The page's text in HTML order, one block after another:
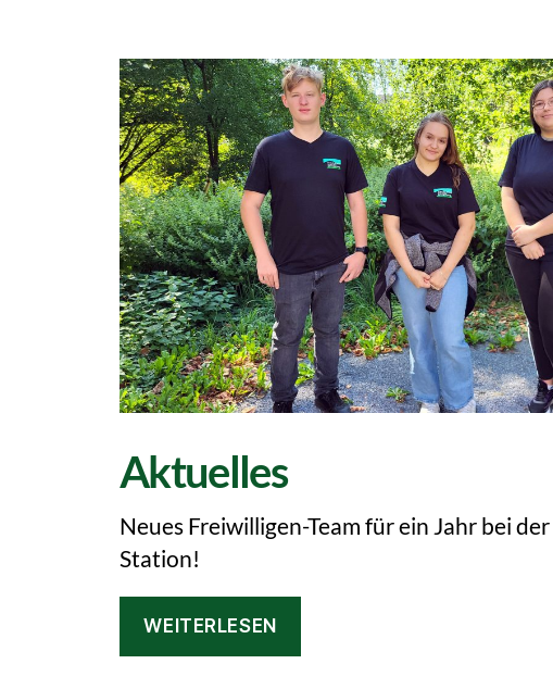
Aktuelles
Neues Freiwilligen-Team für ein Jahr bei
Station!
WEITERLESEN